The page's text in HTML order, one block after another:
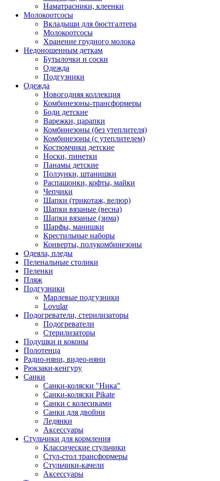
Наматрасники, клеенки
Молокоотсосы
Вкладыши для бюстгалтера
Молокоотсосы
Хранение грудного молока
Недоношенным деткам
Бутылочки и соски
Одежда
Подгузники
Одежда
Новогодняя коллекция
Комбинезоны-трансформеры
Боди детские
Варежки, царапки
Комбинезоны (без утеплителя)
Комбинезоны (с утеплителем)
Костюмчики детские
Носки, пинетки
Панамы детские
Ползунки, штанишки
Распашонки, кофты, майки
Чепчики
Шапки (трикотаж, велюр)
Шапки вязаные (весна)
Шапки вязаные (зима)
Шарфы, манишки
Крестильные наборы
Конверты, полукомбинезоны
Одеяла, пледы
Пеленальные столики
Пеленки
Пляж
Подгузники
Марлевые подгузники
Lovular
Подогреватели, стерилизаторы
Подогреватели
Стерилизаторы
Подушки и коконы
Полотенца
Радио-няни, видео-няни
Рюкзаки-кенгуру
Санки
Санки-коляски "Ника"
Санки-коляски Pikate
Санки с колесиками
Санки для двойни
Ледянки
Аксессуары
Стульчики для кормления
Классические стульчики
Стул-стол трансформеры
Стульчики-качели
Аксессуары